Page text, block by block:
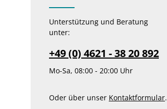
Unterstützung und Beratung
unter:
+49 (0) 4621 - 38 20 892
Mo-Sa, 08:00 - 20:00 Uhr
Oder über unser Kontaktformular.